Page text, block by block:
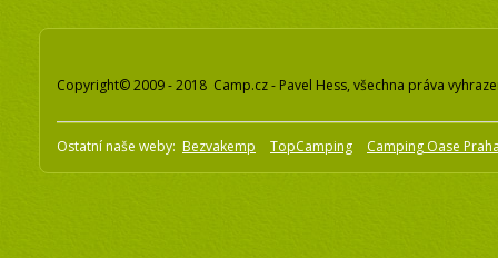
Copyright© 2009 - 2018 Camp.cz - Pavel Hess, všechna práva
Ostatní naše weby: Bezvakemp TopCamping Camping Oase